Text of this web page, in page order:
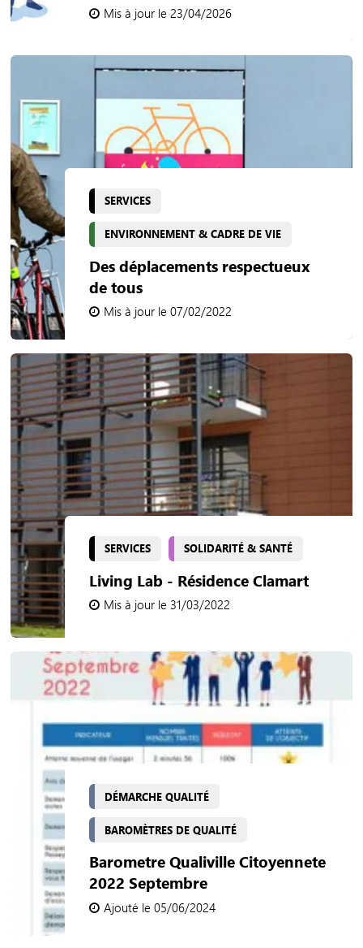
Mis à jour le 23/04/2026
SERVICES
ENVIRONNEMENT & CADRE DE VIE
Des déplacements respectueux
de tous
Mis à jour le 07/02/2022
SERVICES SOLIDARITÉ & SANTÉ
Living Lab - Résidence Clamart
Mis à jour le 31/03/2022
DÉMARCHE QUALITÉ
BAROMÈTRES DE QUALITÉ
Barometre Qualiville Citoyennete
2022 Septembre
Ajouté le 05/06/2024